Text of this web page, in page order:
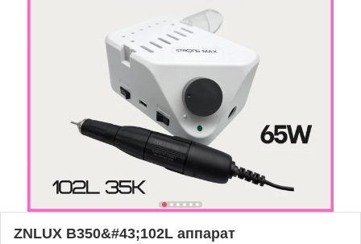
ZNLUX B350&#43;102L аппарат